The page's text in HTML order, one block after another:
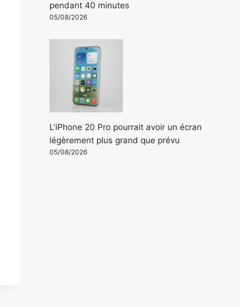
pendant 40 minutes
05/08/2026
L'iPhone 20 Pro pourrait avoir un écran
légèrement plus grand que prévu
05/08/2026